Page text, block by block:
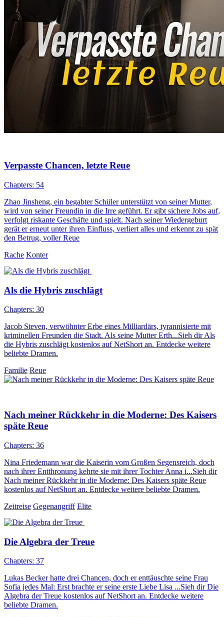
Verpasste Chancen, letzte Reue
Chapters: 54
Zhao Jinsheng, ein begabter Schüler unterstützt von seiner Mutter,
wird von seiner Freundin in die Irre geführt. Er gibt sichere Jobs auf,
verfolgt riskante Geschäfte und spielt. Nach seiner Wiedergeburt
gerät er erneut unter ihren Einfluss, verliert alles und erkennt zu spät
den Betrug, voller Reue
Rache Konter
Als die Hybris zuschlägt
Chapters: 30
Jacob Steven, verwöhnter Erbe eines Milliardärs, tyrannisierte mit
kriminellen Freunden die Stadt. Als seine Mutter Erth...Sieh dir Als
die Hybris zuschlägt kostenlos auf NetShort an. Entdecke weitere
beliebte Dramen.
Familie Reue
Nach meiner Rückkehr in die Moderne: Des Kaisers
späte Reue
Chapters: 36
Nina Friedemann war die Kaiserin vom Großen Segensreich, doch
nach ihrer Entthronung kehrte sie mit ihrer Tochter Anna i...Sieh dir
Nach meiner Rückkehr in die Moderne: Des Kaisers späte Reue
kostenlos auf NetShort an. Entdecke weitere beliebte Dramen.
Zeitreise Gegenangriff Elite
Die Algebra der Treue
Chapters: 37
Lukas Becker hatte drei Chancen, doch er enttäuschte seine Frau
Sofia jedes Mal: Erst brachte er seine erste Liebe Lisa ...Sieh dir Die
Algebra der Treue kostenlos auf NetShort an. Entdecke weitere
beliebte Dramen.